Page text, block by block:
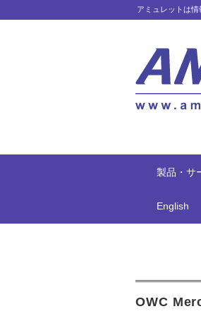
アミュレットは情
製品・サ
English
OWC